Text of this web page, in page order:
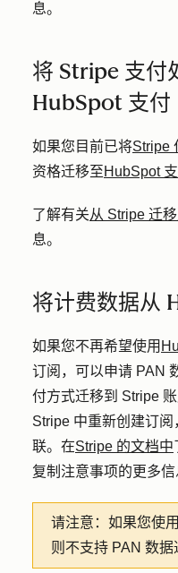
息。
将 Stripe 支付
HubSpot 支付
如果您目前已将Stripe
资格迁移至HubSpot
了解有关从 Stripe 迁
息。
将计费数据从
如果您不再希望使用
订阅，可以申请 PAN
付方式迁移到 Stripe
Stripe 中重新创建订
联。在Stripe 的文档中
复制注意事项的更多信
请注意： 如果您使用
则不支持 PAN 数据